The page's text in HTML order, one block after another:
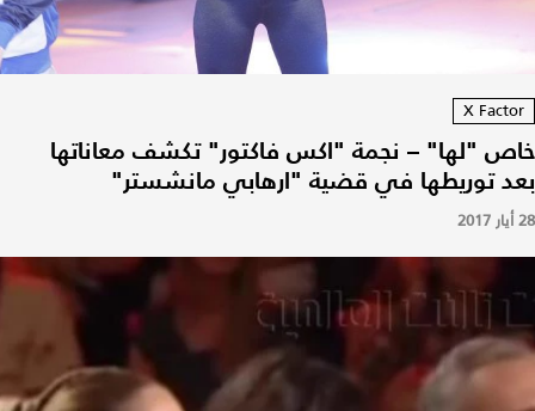
X Factor
خاص "لها" – نجمة "اكس فاكتور" تكشف معاناتها
بعد توريطها في قضية "ارهابي مانشستر"
28 أيار 2017